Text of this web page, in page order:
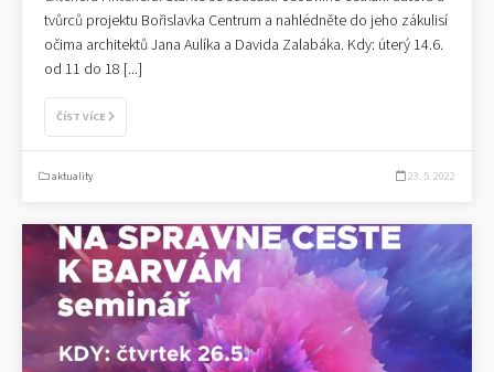
tvůrců projektu Bořislavka Centrum a nahlédněte do jeho zákulisí
očima architektů Jana Aulíka a Davida Zalabáka. Kdy: úterý 14.6.
od 11 do 18 [...]
ČÍST VÍCE
aktuality 23. 5. 2022